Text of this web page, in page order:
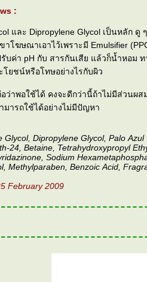
:
และ Dipropylene Glycol เป็นหลัก ดู
าโฆษณาเอาไว้เพราะมี Emulsifier
บค่า pH กับ สารกันเสีย แล้วก็น้ำหอม
ยชน์หรือโทษอย่างไรกับผิว
ว่าพอใช้ได้ คงจะดีกว่านี้ถ้าไม่มีส่วนผ
มารถใช้ได้อย่างไม่มีปัญหา
Glycol, Dipropylene Glycol, Palo
24, Betaine, Tetrahydroxypropyl
Sodium
Methylparaben, Benzoic Acid,
February 2009